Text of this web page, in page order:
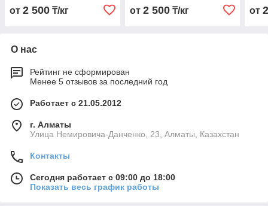
от 2 500 ₸/кг от 2 500₸/кг от
О нас
Рейтинг не сформирован
Менее 5 отзывов за последний год
Работает с 21.05.2012
г. Алматы
Улица Немировича-Данченко, 23, Алматы, Казахстан
Контакты
Сегодня работает с 09:00 до 18:00
Показать весь график работы